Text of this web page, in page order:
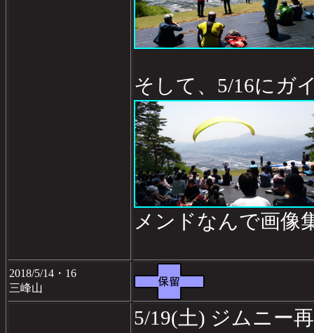
そして、5/16にガ
メンドなんで画像
2018/5/14・16
三峰山
5/19(土) ジムニー